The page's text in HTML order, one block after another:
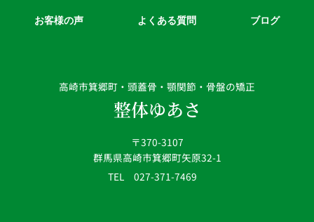
高崎市箕郷町・頭蓋骨・顎関節・骨盤の矯正
整体ゆあさ
〒370-3107
群馬県高崎市箕郷町矢原32-1
TEL 027-371-7469
お客様の声 よくある質問 ブログ